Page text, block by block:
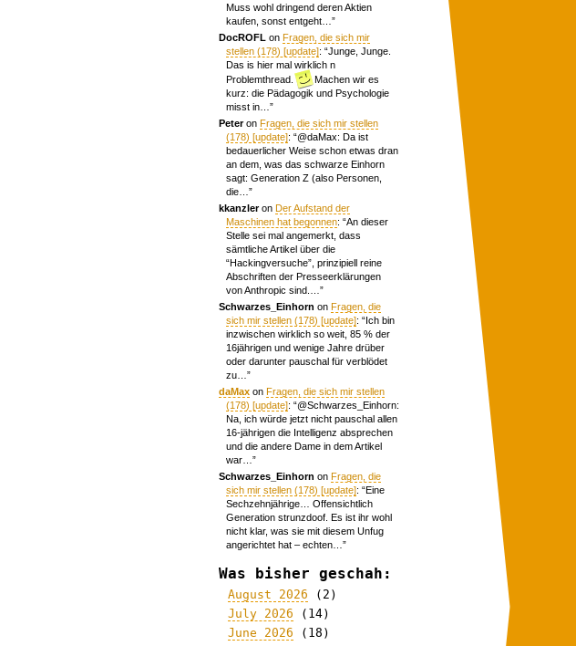
Muss wohl dringend deren Aktien
kaufen, sonst entgeht… ”
DocROFL onFragen, die sich mir
stellen (178) [update]: “Junge, Junge.
Das is hier mal wirklich n
Problemthread.
Machen wir es
kurz: die Pädagogik und Psychologie
misst in… ”
PeteronFragen, die sich mir stellen
(178) [update]: “@daMax: Da ist
bedauerlicher Weise schon etwas dran
an dem, was das schwarze Einhorn
sagt: Generation Z (also Personen,
die… ”
kkanzleronDer Aufstand der
Maschinen hat begonnen: “An dieser
Stelle sei mal angemerkt, dass
sämtliche Artikel über die
“Hackingversuche”, prinzipiell reine
Abschriften der Presseerklärungen
von Anthropic sind.… ”
Schwarzes_Einhorn onFragen, die
sich mir stellen (178) [update]: “Ich bin
inzwischen wirklich so weit, 85 % der
16jährigen und wenige Jahre drüber
oder darunter pauschal für verblödet
zu… ”
daMax onFragen, die sich mir stellen
(178) [update]: “@Schwarzes_Einhorn:
Na, ich würde jetzt nicht pauschal allen
16-jährigen die Intelligenz absprechen
und die andere Dame in dem Artikel
war… ”
Schwarzes_Einhorn onFragen, die
sich mir stellen (178) [update]: “Eine
Sechzehnjährige… Offensichtlich
Generation strunzdoof. Es ist ihr wohl
nicht klar, was sie mit diesem Unfug
angerichtet hat – echten… ”
Was bisher geschah:
August 2026 (2)
July 2026 (14)
June 2026 (18)